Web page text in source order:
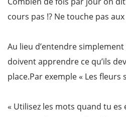
cours pas !? Ne touche pas
Au lieu d’entendre
doivent apprendre ce qu’ils
place.Par exemple « Les
« Utilisez les mots quand tu es